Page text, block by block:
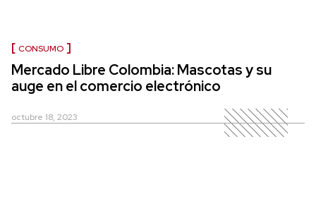
CONSUMO
Mercado Libre Colombia: Mascotas y su
auge en el comercio electrónico
octubre 18, 2023